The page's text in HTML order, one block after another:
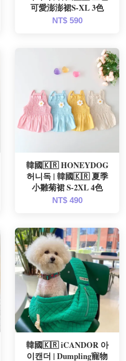
可愛澎澎裙S-XL 3色
NT$ 590
韓國🇰🇷 HONEYDOG
허니독 | 韓國🇰🇷 夏季
小雛菊裙 S-2XL 4色
NT$ 490
韓國🇰🇷 iCANDOR 아
이캔더 | Dumpling寵物